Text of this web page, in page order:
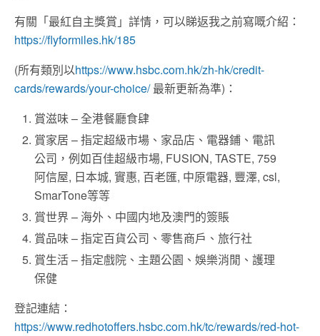
有關「最紅自主獎賞」詳情，可以睇返我之前寫嘅介紹：
https://flyformiles.hk/185
(所有類別以https://www.hsbc.com.hk/zh-hk/credit-
cards/rewards/your-choice/最新更新為準)：
賞滋味 – 全港餐廳食肆
賞家居 – 指定超級市場、家品店、電器鋪、電訊
公司，例如百佳超級市場, FUSION, TASTE, 759
阿信屋, 日本城, 實惠, 百老匯, 中原電器, 豐澤, csl,
SmarTone等等
賞世界 – 海外、中國内地及澳門的簽賬
賞品味 – 指定百貨公司、零售商戶、旅行社
賞生活 – 指定戲院、主題公園、娛樂消閒、護理
保健
登記連結：
https://www.redhotoffers.hsbc.com.hk/tc/rewards/red-hot-